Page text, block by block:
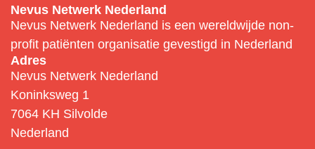
Nevus Netwerk Nederland
Nevus Netwerk Nederland is een wereldwijde non-
profit patiënten organisatie gevestigd in Nederland
Adres
Nevus Netwerk Nederland
Koninksweg 1
7064 KH Silvolde
Nederland